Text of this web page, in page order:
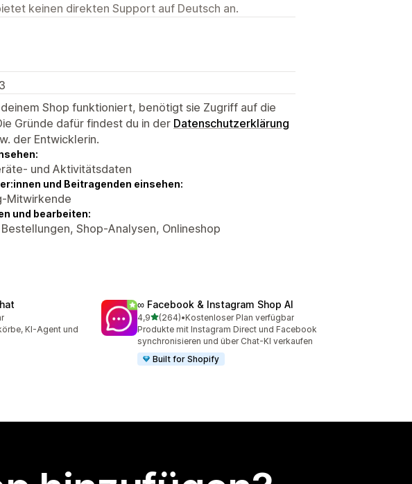
keinen direkten Support auf Deutsch an.
Shop funktioniert, benötigt sie Zugriff auf die
Gründe dafür findest du in der Datenschutzerklärung
der Entwicklerin.
und Aktivitätsdaten
und Beitragenden einsehen:
Mitwirkende
und bearbeiten:
Shop-Analysen, Onlineshop
KI-Agent und
∞ Facebook & Instagram Shop AI
4,9von 5 Sternen
(264)
264 Rezensionen insgesamt
•Kostenloser Plan verfügbar
Produkte mit Instagram Direct und Facebook
synchronisieren und über Chat-KI verkaufen
Built for Shopify